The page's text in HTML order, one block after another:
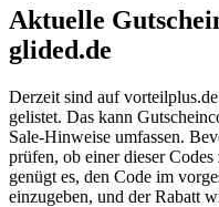
Aktuelle
glided.de
Derzeit sind auf vorteilplus.de
gelistet. Das kann
Sale-Hinweise umfassen.
prüfen, ob einer dieser
genügt es, den Code im
einzugeben, und der Rabatt